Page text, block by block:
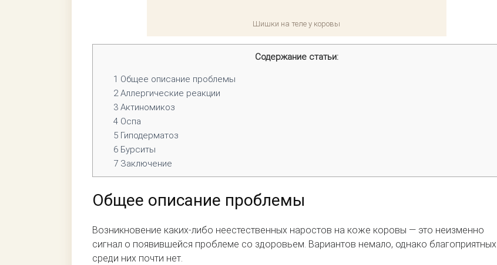
Шишки на теле у коровы
Содержание статьи:
1 Общее описание проблемы
2Аллергические реакции
3 Актиномикоз
4 Оспа
5 Гиподерматоз
6 Бурситы
7 Заключение
Общее описание проблемы
Возникновение каких-либо неестественных наростов на коже коровы — это неизменно
сигнал о появившейся проблеме со здоровьем. Вариантов немало, однако благоприятных
среди них почти нет.